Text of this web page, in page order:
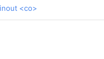
<co>